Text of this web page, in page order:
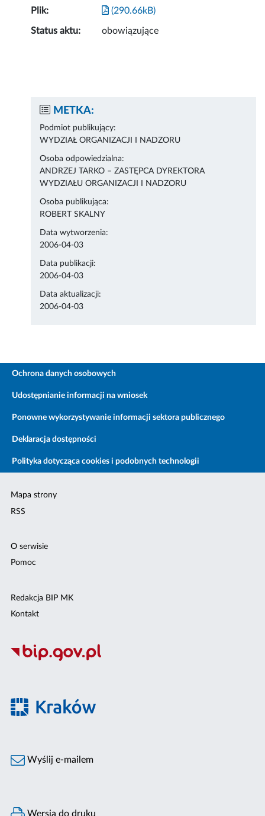
Plik: (290.66kB)
Status aktu: obowiązujące
METKA:
Podmiot publikujący:
WYDZIAŁ ORGANIZACJI I NADZORU
Osoba odpowiedzialna:
ANDRZEJ TARKO – ZASTĘPCA DYREKTORA
WYDZIAŁU ORGANIZACJI I NADZORU
Osoba publikująca:
ROBERT SKALNY
Data wytworzenia:
2006-04-03
Data publikacji:
2006-04-03
Data aktualizacji:
2006-04-03
Ochrona danych osobowych
Udostępnianie informacji na wniosek
Ponowne wykorzystywanie informacji sektora publicznego
Deklaracja dostępności
Polityka dotycząca cookies i podobnych technologii
Mapa strony
RSS
O serwisie
Pomoc
Redakcja BIP MK
Kontakt
Wyślij e-mailem
Wersja do druku